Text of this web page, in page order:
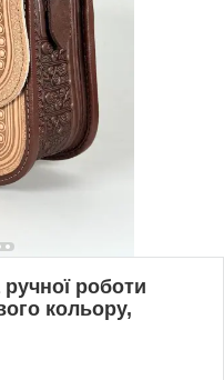
роботи
кольору,